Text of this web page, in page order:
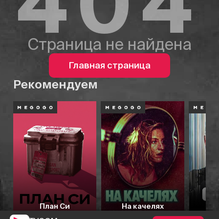
Страница не найдена
Главная страница
Рекомендуем
План Си На качелях